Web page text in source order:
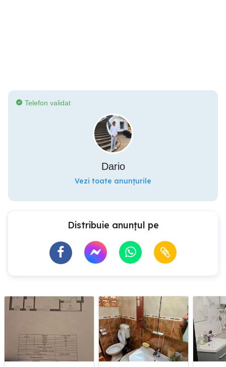
Telefon validat
Dario
Vezi toate anunțurile
Distribuie anunțul pe